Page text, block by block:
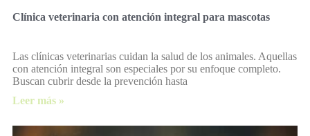
Clínica veterinaria con atención integral para mascotas
Las clínicas veterinarias cuidan la salud de los animales. Aquellas
con atención integral son especiales por su enfoque completo.
Buscan cubrir desde la prevención hasta
Leer más »